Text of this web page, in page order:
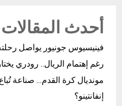
أحدث المقالات
فينيسيوس جونيور يواصل رحلته
رغم إهتمام الريال.. رودري
مونديال كرة القدم… صناعة
إنفانتينو؟